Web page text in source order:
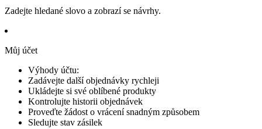
Zadejte hledané slovo a zobrazí se návrhy.
Můj účet
Výhody účtu:
Zadávejte další objednávky rychleji
Ukládejte si své oblíbené produkty
Kontrolujte historii objednávek
Proveďte žádost o vrácení snadným způsobem
Sledujte stav zásilek